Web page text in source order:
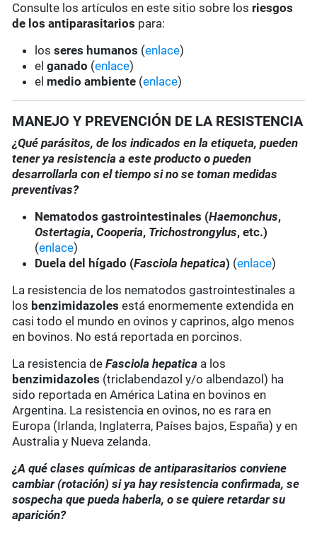
Consulte los artículos en este sitio sobre los riesgos
de los antiparasitarios para:
losseres humanos (enlace)
elganado (enlace)
el medio ambiente (enlace)
MANEJO Y PREVENCIÓN DE LA RESISTENCIA
¿Qué parásitos, de los indicados en la etiqueta, pueden
tener ya resistencia a este producto o pueden
desarrollarla con el tiempo si no se toman medidas
preventivas?
Nematodos gastrointestinales (Haemonchus,
Ostertagia,Cooperia, Trichostrongylus, etc.)
(enlace)
Duela del hígado (Fasciola hepatica) (enlace)
La resistencia de los nematodos gastrointestinales a
los benzimidazoles está enormemente extendida en
casi todo el mundo en ovinos y caprinos, algo menos
en bovinos. No está reportada en porcinos.
La resistencia deFasciola hepatica a los
benzimidazoles (triclabendazol y/o albendazol) ha
sido reportada en América Latina en bovinos en
Argentina. La resistencia en ovinos, no es rara en
Europa (Irlanda, Inglaterra, Países bajos, España) y en
Australia y Nueva zelanda.
¿A qué clases químicas de antiparasitarios conviene
cambiar (rotación) si ya hay resistencia confirmada, se
sospecha que pueda haberla, o se quiere retardar su
aparición?